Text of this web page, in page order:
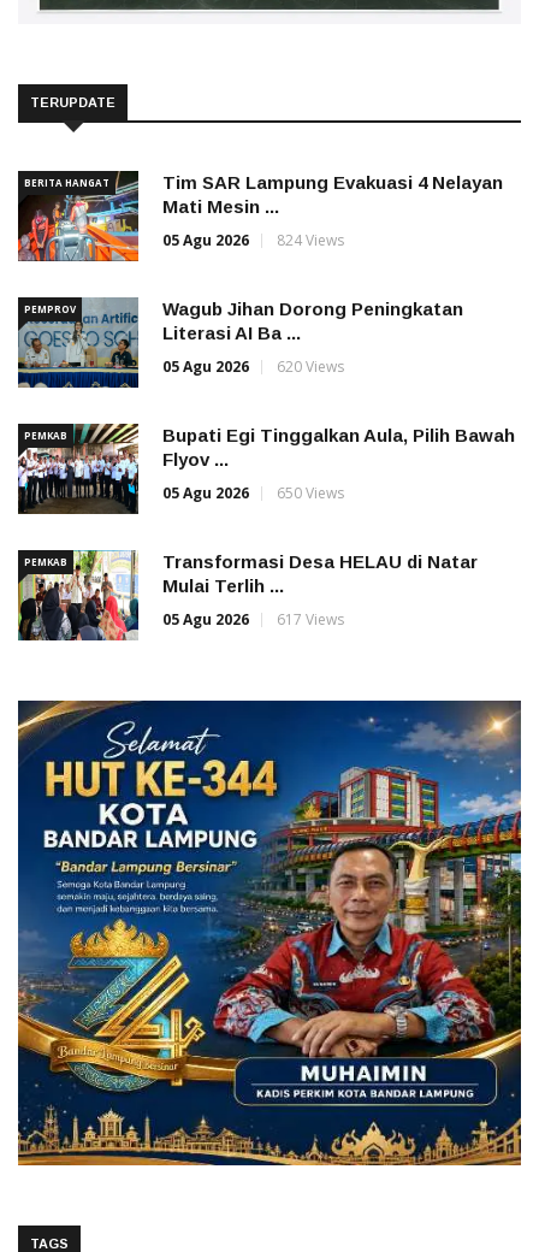
TERUPDATE
BERITA HANGAT
Tim SAR Lampung Evakuasi 4 Nelayan
Mati Mesin ...
05 Agu 2026
824 Views
PEMPROV
Wagub Jihan Dorong Peningkatan
Literasi AI Ba ...
05 Agu 2026
620 Views
PEMKAB
Bupati Egi Tinggalkan Aula, Pilih Bawah
Flyov ...
05 Agu 2026
650 Views
PEMKAB
Transformasi Desa HELAU di Natar
Mulai Terlih ...
05 Agu 2026
617 Views
TAGS